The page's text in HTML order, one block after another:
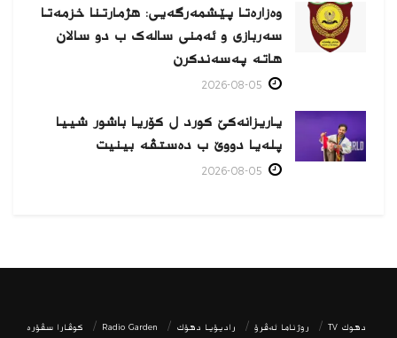
وەزارەتا پێشمەرگەیی: هژمارتنا خزمەتا
سەربازی و ئەمنی سالەک ب دو سالان
هاتە پەسەندكرن
یاریزانەكێ کورد ل کۆریا باشور شییا
پلەیا دووێ ب دەستڤە بینیت
دھوك TV روژناما ئەڤرۆ رادیۆیا دهۆك Radio Garden كوڤارا سڤۆره‌